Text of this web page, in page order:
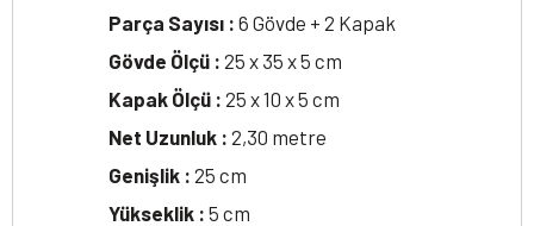
Parça Sayısı : 6 Gövde + 2 Kapak
Gövde Ölçü : 25 x 35 x 5 cm
Kapak Ölçü : 25 x 10 x 5 cm
Net Uzunluk : 2,30 metre
Genişlik : 25 cm
Yükseklik : 5 cm